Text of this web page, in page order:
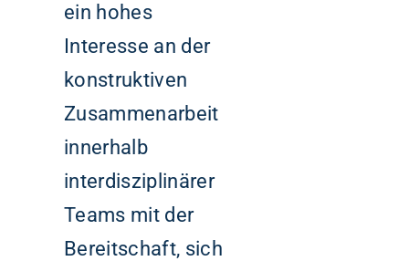
ein hohes
Interesse an der
konstruktiven
Zusammenarbeit
innerhalb
interdisziplinärer
Teams mit der
Bereitschaft, sich